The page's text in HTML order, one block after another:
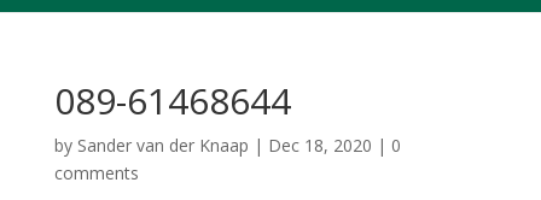
089-61468644
by Sander van der Knaap | Dec 18, 2020 | 0
comments